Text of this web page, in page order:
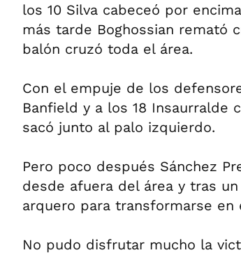
los 10 Silva cabeceó por
más tarde Boghossian remató
balón cruzó toda el área.
Con el empuje de los
Banfield y a los 18 Insaurralde
sacó junto al palo izquierdo.
Pero poco después Sánchez
desde afuera del área y tras
arquero para transformarse en
No pudo disfrutar mucho la